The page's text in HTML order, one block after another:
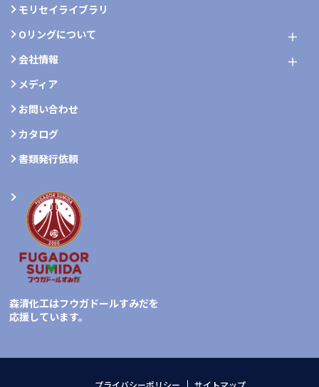
モリセイライブラリ
Oリングについて
会社情報
メディア
お問い合わせ
カタログ
書類発行依頼
森清化工はフウガドールすみだを
応援しています。
プライバシーポリシー サイトマップ